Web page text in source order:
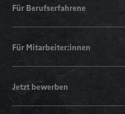
Für Berufserfahrene
Für Mitarbeiter:innen
Jetzt bewerben